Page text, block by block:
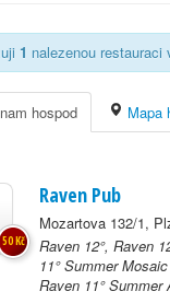
1 nalezenou
hospod Mapa
Raven Pub
Mozartova 132/1,
Raven 12°, Raven
11° Summer
Raven 11° Summer
50 Kč